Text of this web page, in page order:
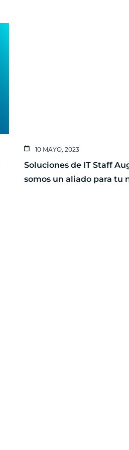
10 MAYO, 2023
Soluciones de IT Staff
somos un aliado para tu